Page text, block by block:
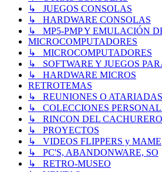
↳ JUEGOS CONSOLAS
↳ HARDWARE CONSOLAS
↳ MP5-PMP Y EMULACIÓN
MICROCOMPUTADORES
↳ MICROCOMPUTADORES
↳ SOFTWARE Y JUEGOS
↳ HARDWARE MICROS
RETROTEMAS
↳ REUNIONES O ATARIADAS
↳ COLECCIONES
↳ RINCON DEL CACHURERO
↳ PROYECTOS
↳ VIDEOS FLIPPERS y MAME
↳ PC'S, ABANDONWARE, SO
↳ RETRO-MUSEO